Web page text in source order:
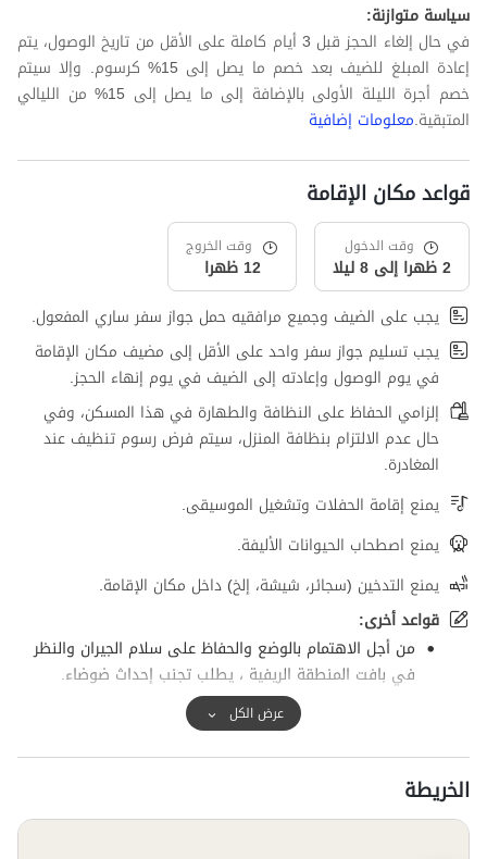
سياسة متوازنة:
في حال إلغاء الحجز قبل 3 أيام كاملة على الأقل من تاريخ الوصول، يتم
إعادة المبلغ للضيف بعد خصم ما يصل إلى 15% كرسوم. وإلا سيتم
خصم أجرة الليلة الأولى بالإضافة إلى ما يصل إلى 15% من الليالي
المتبقية.معلومات إضافية
قواعد مكان الإقامة
وقت الدخول
2 ظهرا إلى 8 ليلا
وقت الخروج
12 ظهرا
يجب على الضيف وجميع مرافقيه حمل جواز سفر ساري المفعول.
يجب تسليم جواز سفر واحد على الأقل إلى مضيف مكان الإقامة
في يوم الوصول وإعادته إلى الضيف في يوم إنهاء الحجز.
إلزامي الحفاظ على النظافة والطهارة في هذا المسكن، وفي
حال عدم الالتزام بنظافة المنزل، سيتم فرض رسوم تنظيف عند
المغادرة.
يمنع إقامة الحفلات وتشغيل الموسيقى.
يمنع اصطحاب الحيوانات الأليفة.
يمنع التدخين (سجائر، شيشة، إلخ) داخل مكان الإقامة.
قواعد أخرى:
من أجل الاهتمام بالوضع والحفاظ على سلام الجيران والنظر
في بافت المنطقة الريفية ، يطلب تجنب إحداث ضوضاء.
عرض الكل
الخريطة